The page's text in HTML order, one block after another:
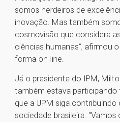
somos herdeiros de
inovação. Mas também
cosmovisão que considera
ciências humanas”, afirmou
forma on-line.
Já o presidente do IPM,
também estava participando
que a UPM siga
sociedade brasileira.